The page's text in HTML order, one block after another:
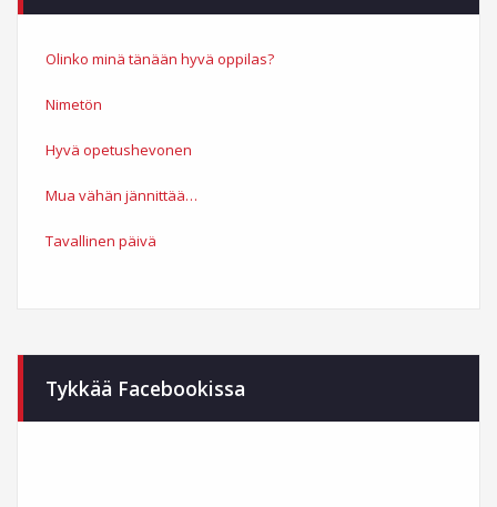
Olinko minä tänään hyvä oppilas?
Nimetön
Hyvä opetushevonen
Mua vähän jännittää…
Tavallinen päivä
Tykkää Facebookissa